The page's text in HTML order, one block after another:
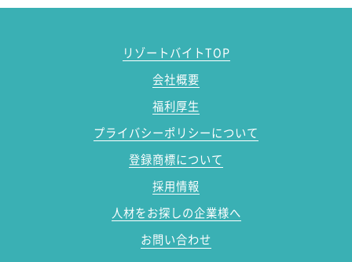
リゾートバイトTOP
会社概要
福利厚生
プライバシーポリシーについて
登録商標について
採用情報
人材をお探しの企業様へ
お問い合わせ